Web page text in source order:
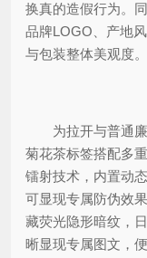
换真的造假行为。
品牌LOGO、产地
与包装整体美观度。
为拉开与普通廉
菊花茶标签搭配多
镭射技术，内置动
可显现专属防伪效
藏荧光隐形暗纹，
晰显现专属图文，